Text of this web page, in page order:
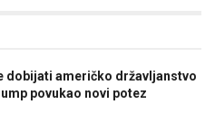
dobijati američko državljanstvo
povukao novi potez